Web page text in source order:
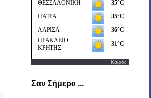
Καιρός
Σαν Σήμερα ...